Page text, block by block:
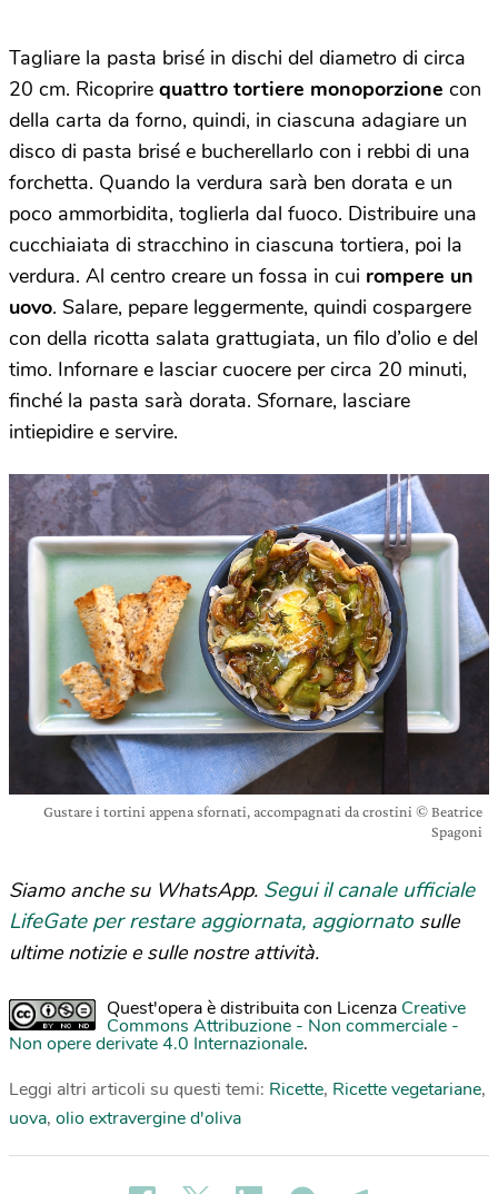
Tagliare la pasta brisé in dischi del diametro di circa
20 cm. Ricoprire quattro tortiere monoporzione con
della carta da forno, quindi, in ciascuna adagiare un
disco di pasta brisé e bucherellarlo con i rebbi di una
forchetta. Quando la verdura sarà ben dorata e un
poco ammorbidita, toglierla dal fuoco. Distribuire una
cucchiaiata di stracchino in ciascuna tortiera, poi la
verdura. Al centro creare un fossa in cui rompere un
uovo. Salare, pepare leggermente, quindi cospargere
con della ricotta salata grattugiata, un filo d’olio e del
timo. Infornare e lasciar cuocere per circa 20 minuti,
finché la pasta sarà dorata. Sfornare, lasciare
intiepidire e servire.
Gustare i tortini appena sfornati, accompagnati da crostini © Beatrice
Spagoni
Siamo anche su WhatsApp. Segui il canale ufficiale
LifeGate per restare aggiornata, aggiornato sulle
ultime notizie e sulle nostre attività.
Quest'opera è distribuita con Licenza Creative
Commons Attribuzione - Non commerciale -
Non opere derivate 4.0 Internazionale.
Leggi altri articoli su questi temi: Ricette, Ricette vegetariane,
uova, olio extravergine d'oliva